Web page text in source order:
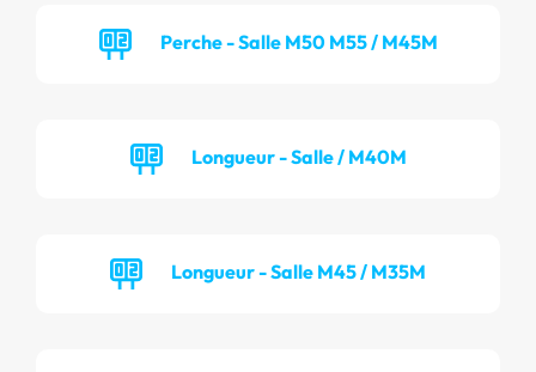
Perche - Salle M50 M55 / M45M
Longueur - Salle / M40M
Longueur - Salle M45 / M35M